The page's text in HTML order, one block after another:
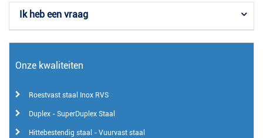
Ik heb een vraag
Onze kwaliteiten
Roestvast staal Inox RVS
Duplex - SuperDuplex Staal
Hittebestendig staal - Vuurvast staal